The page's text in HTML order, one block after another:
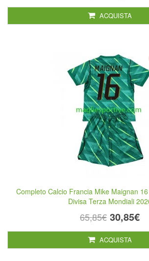
ACQUISTA
Completo Calcio Francia Mike Maignan
Divisa Terza Mondiali
65,85€ 30,85€
ACQUISTA